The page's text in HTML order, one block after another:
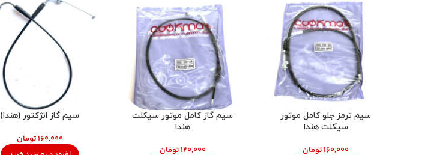
سیم ترمز جلو کامل موتور
سیکلت هندا
تومان
سیم گاز کامل موتور سیکلت
هندا
تومان
سیم گاز انژکتور (هندا)
تومان